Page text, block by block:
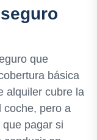
que
básica
alquiler cubre la
coche, pero a
pagar si